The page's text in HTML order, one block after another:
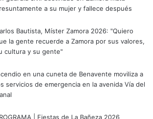
a su mujer y fallece después
Bautista, Míster Zamora 2026: "Quiero
la gente recuerde a Zamora por sus valores,
cultura y su gente"
en una cuneta de Benavente moviliza a
servicios de emergencia en la avenida Vía del
| Fiestas de La Bañeza 2026